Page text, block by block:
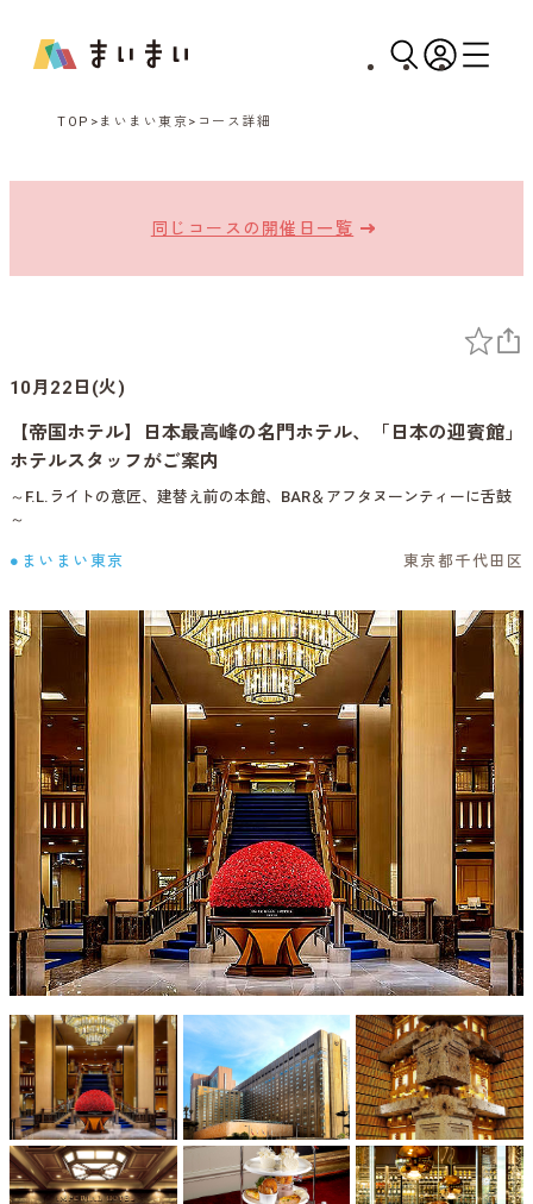
TOP まいまい東京 コース詳細
同じコースの開催日一覧
10月22日(火)
【帝国ホテル】日本最高峰の名門ホテル、「日本の迎賓館」
ホテルスタッフがご案内
～F.L.ライトの意匠、建替え前の本館、BAR＆アフタヌーンティーに舌鼓
～
●まいまい東京 東京都千代田区